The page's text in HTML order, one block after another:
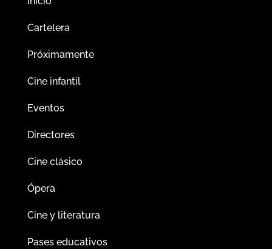
Cartelera
Próximamente
Cine infantil
Eventos
Directores
Cine clásico
Ópera
Cine y literatura
Pases educativos